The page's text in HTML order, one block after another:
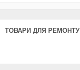
ТОВАРИ ДЛЯ РЕМОНТУ